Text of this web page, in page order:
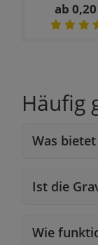
ab
Häufig
Was
Ist die
Wie